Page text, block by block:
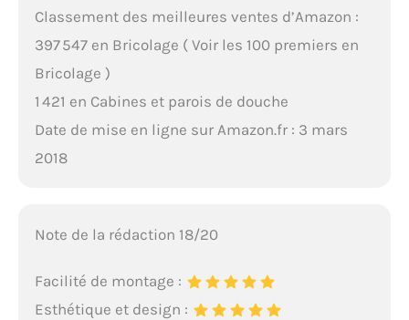
Classement des meilleures ventes d’Amazon :
397 547 en Bricolage ( Voir les 100 premiers en
Bricolage )
1 421 en Cabines et parois de douche
Date de mise en ligne sur Amazon.fr : 3 mars
2018
Note de la rédaction 18/20
Facilité de montage :
Esthétique et design :